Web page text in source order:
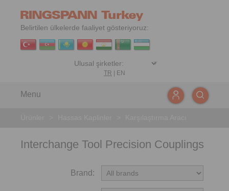
Belirtilen ülkelerde faaliyet gösteriyoruz:
TR EN
Menu
Interchange Tool Precision Couplings
Brand: